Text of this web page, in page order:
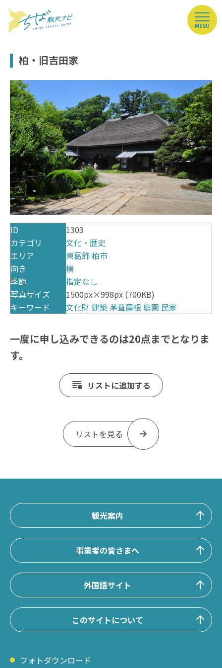
MENU
柏・旧吉田家
ID
1303
カテゴリ
文化・歴史
エリア
東葛飾柏市
向き
横
季節
指定なし
写真サイズ
1500px×998px (700KB)
キーワード
文化財 建築 茅葺屋根 庭園 民家
一度に申し込みできるのは20点までとなりま
す。
リストに追加する
リストを見る
観光案内
事業者の皆さまへ
外国語サイト
このサイトについて
フォトダウンロード